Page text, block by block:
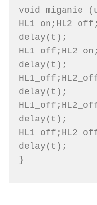
void miganie
delay(t);
delay(t);
delay(t);
delay(t);
delay(t);
}